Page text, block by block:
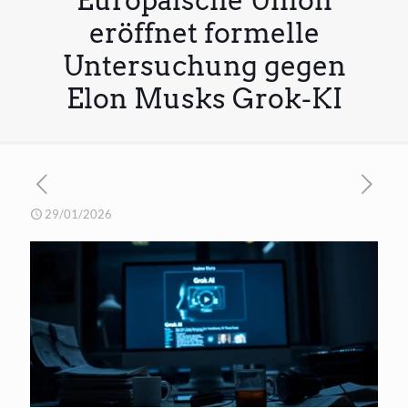
eröffnet formelle
Untersuchung gegen
Elon Musks Grok-KI
29/01/2026